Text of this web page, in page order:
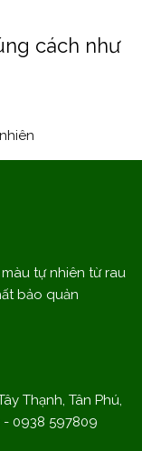
cách như
tự nhiên từ rau
bảo quản
Thạnh, Tân Phú,
- 0938 597809